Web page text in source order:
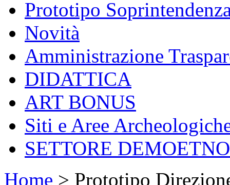
Prototipo
Novità
Amministrazione
DIDATTICA
ART BONUS
Siti e Aree
SETTORE
Home > Prototipo